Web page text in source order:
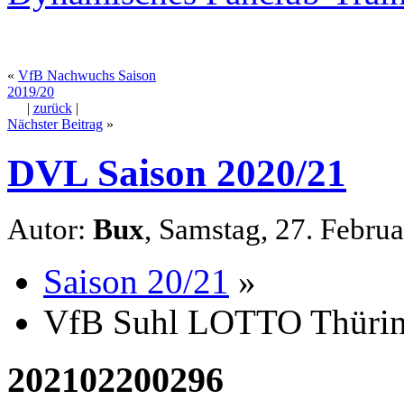
« VfB Nachwuchs Saison
2019/20
| zurück|
Nächster Beitrag »
DVL Saison 2020/21
Autor: Bux, Samstag, 27.
Saison 20/21 »
VfB Suhl LOTTO
202102200296